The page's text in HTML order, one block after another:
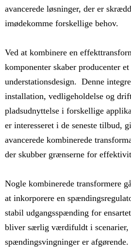
avancerede løsninger, der er
imødekomme forskellige behov.
Ved at kombinere en
komponenter skaber producenter
understationsdesign. Denne
installation, vedligeholdelse og
pladsudnyttelse i forskellige
er interesseret i de seneste tilbud,
avancerede kombinerede
der skubber grænserne for
Nogle kombinerede transformere
at inkorporere en
stabil udgangsspænding for
bliver særlig værdifuldt i scenarier,
spændingsvingninger er